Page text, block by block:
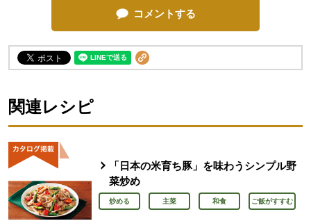
コメントする
関連レシピ
「日本の米育ち豚」を味わうシンプル野
菜炒め
炒める 主菜 和食 ご飯がすすむ